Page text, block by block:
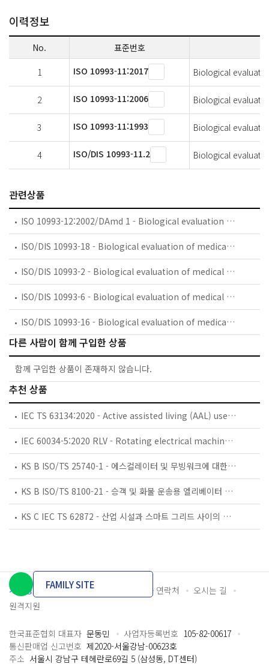
이력정보
No. 표준번호
1 ISO 10993-11:2017 Biological
2 ISO 10993-11:2006 Biological
3 ISO 10993-11:1993 Biological
4 ISO/DIS 10993-11.2 Biological
관련상품
ISO 10993-12:2002/DAmd 1 - Biological evaluation of medical devices — Part 12: Sample preparation and reference materials — Amendment 1
ISO/DIS 10993-18 - Biological evaluation of medical devices — Part 18: Chemical characterization of materials
ISO/DIS 10993-2 - Biological evaluation of medical devices — Part 2: Animal welfare requirements
ISO/DIS 10993-6 - Biological evaluation of medical devices — Part 6: Tests for local effects after implantation
ISO/DIS 10993-16 - Biological evaluation of medical devices — Part 16: Toxicokinetic evaluation for degradation products and leachables
다른 사람이 함께 구입한 상품
함께 구입한 상품이 존재하지 않습니다.
추천 상품
IEC TS 63134:2020 - Active assisted living (AAL) use cases
IEC 60034-5:2020 RLV - Rotating electrical machines - Part 5: Degrees of protection provided by the integral design of rotating electrical machines (IP code) - Classification
KS B ISO/TS 25740-1 - 에스컬레이터 및 무빙워크에 대한 안전요건 — 제1부: 세계공통 필수 안전요건(GESRs)
KS B ISO/TS 8100-21 - 승객 및 화물 운송용 엘리베이터 —제21부: 세계공통 필수안전요건(GESRs)을 충족하는 세계공통 안전 파라미터(GSPs)
KS C IEC TS 62872 - 산업 시설과 스마트 그리드 사이의 산업 공정 측정, 제어 및 자동화 시스템 인터페이스
개인정보처리방침 이용약관 담당자 연락처
오시는 길
원격지원
FAMILY SITE
한국표준협회 대표자 문동민 사업자등록번호 105-82-00617
통신판매업 신고번호 제2020-서울강남-00623호
주소 서울시 강남구 테헤란로69길 5 (삼성동, DT센터)